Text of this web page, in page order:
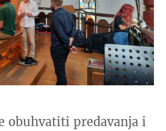
obuhvatiti predavanja i